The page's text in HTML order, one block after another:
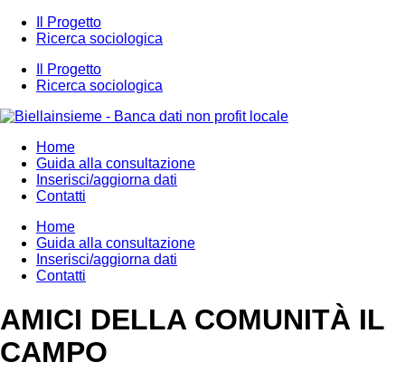
Il Progetto
Ricerca sociologica
Il Progetto
Ricerca sociologica
Home
Guida alla consultazione
Inserisci/aggiorna dati
Contatti
Home
Guida alla consultazione
Inserisci/aggiorna dati
Contatti
AMICI DELLA COMUNITÀ IL
CAMPO